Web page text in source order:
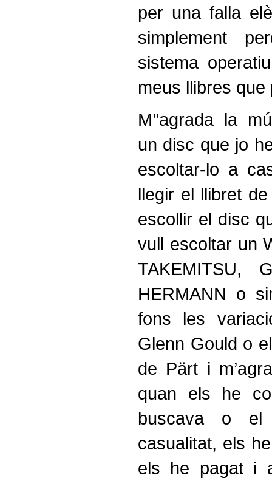
per una falla
simplement
sistema
meus llibres
M’’agrada la
un disc que jo
escoltar-lo a
llegir el llibret
escollir el disc
vull escoltar un
TAKEMITSU,
HERMANN o
fons les
Glenn Gould o
de Pärt i
quan els he
buscava o el
casualitat, els
els he pagat i